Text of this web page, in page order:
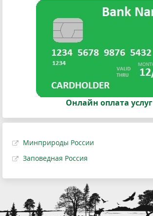
Онлайн оплата услуг
Минприроды России
Заповедная Россия